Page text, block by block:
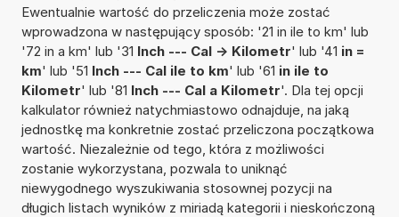
Ewentualnie wartość do przeliczenia może zostać
wprowadzona w następujący sposób: '21 in ile to km' lub
'72 in a km' lub '31 Inch --- Cal -> Kilometr' lub '41 in =
km' lub '51 Inch --- Cal ile to km' lub '61 in ile to
Kilometr' lub '81 Inch --- Cal a Kilometr'. Dla tej opcji
kalkulator również natychmiastowo odnajduje, na jaką
jednostkę ma konkretnie zostać przeliczona początkowa
wartość. Niezależnie od tego, która z możliwości
zostanie wykorzystana, pozwala to uniknąć
niewygodnego wyszukiwania stosownej pozycji na
długich listach wyników z miriadą kategorii i nieskończoną